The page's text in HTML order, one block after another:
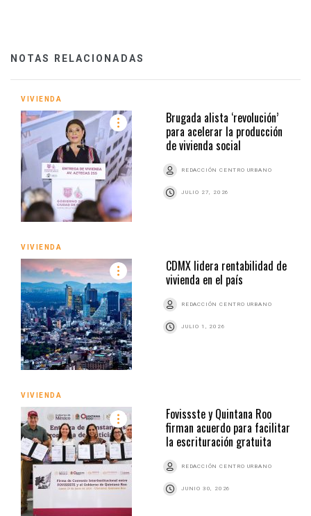
NOTAS RELACIONADAS
VIVIENDA
Brugada alista ‘revolución’
para acelerar la producción
de vivienda social
REDACCIÓN CENTRO URBANO
JULIO 27, 2026
VIVIENDA
CDMX lidera rentabilidad de
vivienda en el país
REDACCIÓN CENTRO URBANO
JULIO 1, 2026
VIVIENDA
Fovissste y Quintana Roo
firman acuerdo para facilitar
la escrituración gratuita
REDACCIÓN CENTRO URBANO
JUNIO 30, 2026